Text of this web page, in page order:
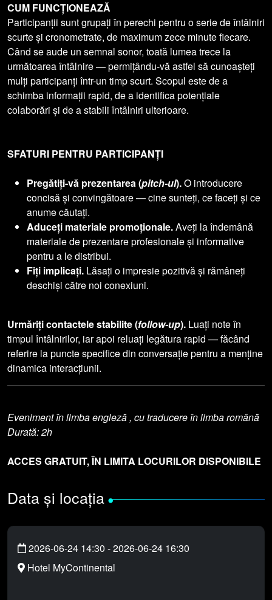
CUM FUNCȚIONEAZĂ
Participanții sunt grupați în perechi pentru o serie de întâlniri
scurte și cronometrate, de maximum zece minute fiecare.
Când se aude un semnal sonor, toată lumea trece la
următoarea întâlnire — permițându-vă astfel să cunoașteți
mulți participanți într-un timp scurt. Scopul este de a
schimba informații rapid, de a identifica potențiale
colaborări și de a stabili întâlniri ulterioare.
SFATURI PENTRU PARTICIPANȚI
Pregătiți-vă prezentarea (pitch-ul).O introducere
concisă și convingătoare — cine sunteți, ce faceți și ce
anume căutați.
Aduceți materiale promoționale.Aveți la îndemână
materiale de prezentare profesionale și informative
pentru a le distribui.
Fiți implicați. Lăsați o impresie pozitivă și rămâneți
deschiși către noi conexiuni.
Urmăriți contactele stabilite (follow-up). Luați note în
timpul întâlnirilor, iar apoi reluați legătura rapid — făcând
referire la puncte specifice din conversație pentru a menține
dinamica interacțiunii.
Eveniment în limba engleză , cu traducere în limba română
Durată: 2h
ACCES GRATUIT, ÎN LIMITA LOCURILOR DISPONIBILE
Data și locația•
2026-06-24 14:30 -2026-06-24 16:30
Hotel MyContinental